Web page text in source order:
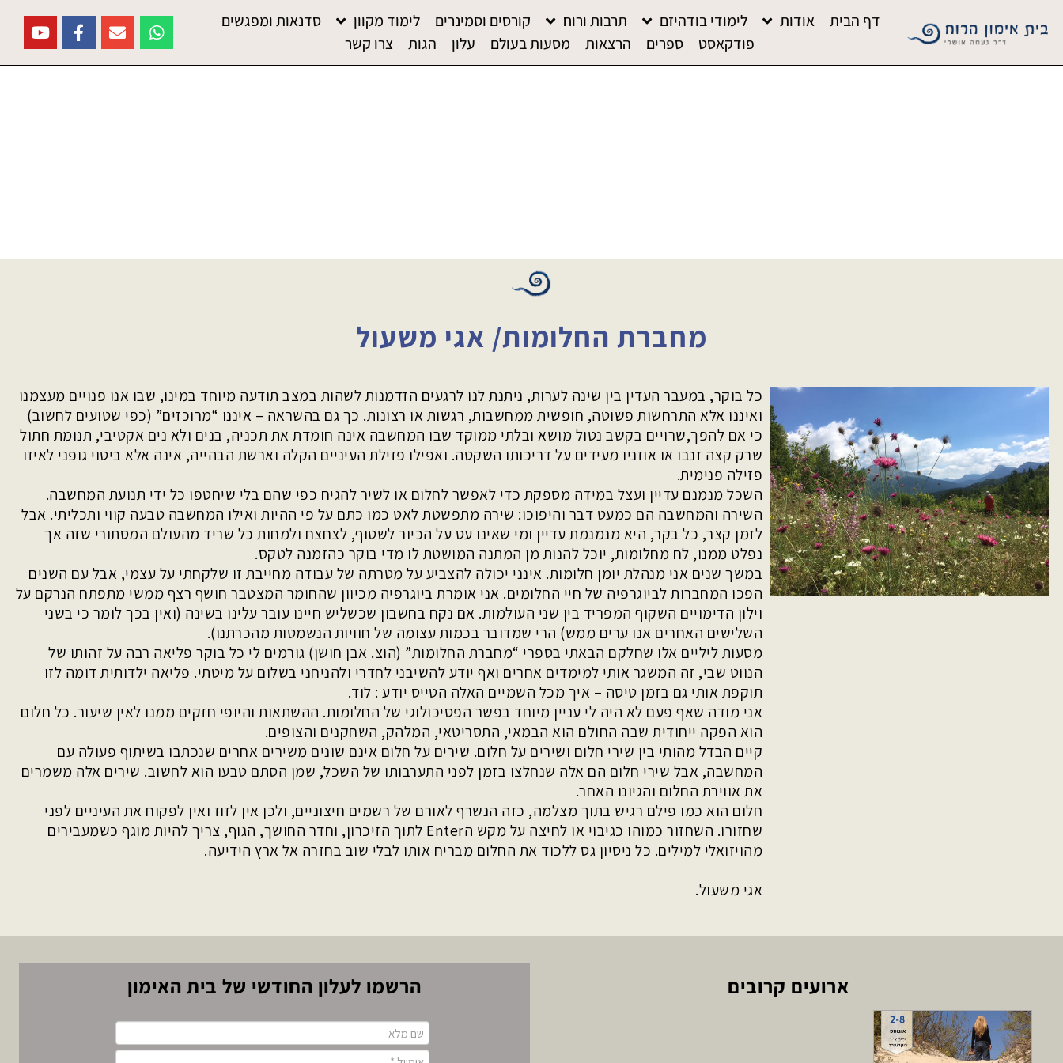
דף הבית אודות לימודי בודהיזם תרבות ורוח קורסים וסמינרים לימוד מקוון
סדנאות ומפגשים
פודקאסט
ספרים הרצאות מסעות בעולם עלון הגות צרו קשר
מחברת החלומות/ אגי משעול
כל בוקר, במעבר העדין בין שינה לערות, ניתנת לנו לרגעים הזדמנות לשהות במצב תודעה מיוחד במינו, שבו אנו פנויים מעצמנו
ואיננו אלא התרחשות פשוטה, חופשית ממחשבות, רגשות או רצונות. כך גם בהשראה – איננו “מרוכזים” (כפי שטועים לחשוב)
כי אם להפך,שרויים בקשב נטול מושא ובלתי ממוקד שבו המחשבה אינה חומדת את תכניה, בנים ולא נים אקטיבי, תנומת חתול
שרק קצה זנבו או אוזניו מעידים על דריכותו השקטה. ואפילו פזילת העיניים הקלה וארשת הבהייה, אינה אלא ביטוי גופני לאיזו
פזילה פנימית.
השכל מנמנם עדיין ועצל במידה מספקת כדי לאפשר לחלום או לשיר להגיח כפי שהם בלי שיחטפו כל ידי תנועת המחשבה.
השירה והמחשבה הם כמעט דבר והיפוכו: שירה מתפשטת לאט כמו כתם על פי ההיות ואילו המחשבה טבעה קווי ותכליתי. אבל
לזמן קצר, כל בקר, היא מנמנמת עדיין ומי שאינו עט על הכיור לשטוף, לצחצח ולמחות כל שריד מהעולם המסתורי שזה אך
נפלט ממנו, לח מחלומות, יוכל להנות מן המתנה המושטת לו מדי בוקר כהזמנה לטקס.
במשך שנים אני מנהלת יומן חלומות. אינני יכולה להצביע על מטרתה של עבודה מחייבת זו שלקחתי על עצמי, אבל עם השנים
הפכו המחברות לביוגרפיה של חיי החלומים. אני אומרת ביוגרפיה מכיוון שהחומר המצטבר חושף רצף ממשי מתפתח הנרקם על
וילון הדימויים השקוף המפריד בין שני העולמות. אם נקח בחשבון שכשליש חיינו עובר עלינו בשינה (ואין בכך לומר כי בשני
השלישים האחרים אנו ערים ממש) הרי שמדובר בכמות עצומה של חוויות הנשמטות מהכרתנו).
מסעות ליליים אלו שחלקם הבאתי בספרי “מחברת החלומות” (הוצ. אבן חושן) גורמים לי כל בוקר פליאה רבה על זהותו של
הנווט שבי, זה המשגר אותי למימדים אחרים ואף יודע להשיבני לחדרי ולהניחני בשלום על מיטתי. פליאה ילדותית דומה לזו
תוקפת אותי גם בזמן טיסה – איך מכל השמיים האלה הטייס יודע : לוד.
אני מודה שאף פעם לא היה לי עניין מיוחד בפשר הפסיכולוגי של החלומות. ההשתאות והיופי חזקים ממנו לאין שיעור. כל חלום
הוא הפקה ייחודית שבה החולם הוא הבמאי, התסריטאי, המלהק, השחקנים והצופים.
קיים הבדל מהותי בין שירי חלום ושירים על חלום. שירים על חלום אינם שונים משירים אחרים שנכתבו בשיתוף פעולה עם
המחשבה, אבל שירי חלום הם אלה שנחלצו בזמן לפני התערבותו של השכל, שמן הסתם טבעו הוא לחשוב. שירים אלה משמרים
את אווירת החלום והגיונו האחר.
חלום הוא כמו פילם רגיש בתוך מצלמה, כזה הנשרף לאורם של רשמים חיצוניים, ולכן אין לזוז ואין לפקוח את העיניים לפני
שחזורו. השחזור כמוהו כגיבוי או לחיצה על מקש הEnter לתוך הזיכרון, וחדר החושך, הגוף, צריך להיות מוגף כשמעבירים
מהויזואלי למילים. כל ניסיון גס ללכוד את החלום מבריח אותו לבלי שוב בחזרה אל ארץ הידיעה.
אגי משעול.
ארועים קרובים הרשמו לעלון החודשי של בית האימון